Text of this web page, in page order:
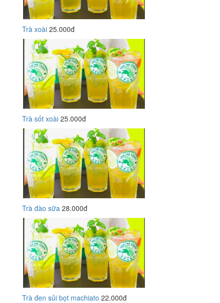
Trà xoài 25.000đ
Trà sốt xoài 25.000đ
Trà đào sữa 28.000đ
Trà đen sủi bọt machiato 22.000đ